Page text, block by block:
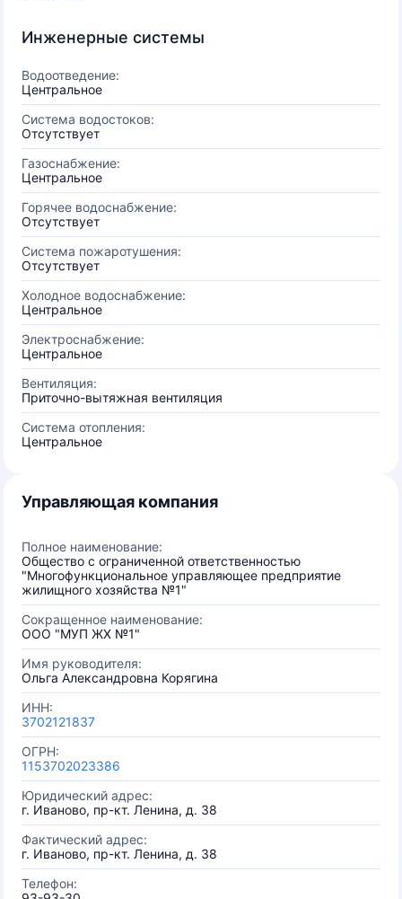
Инженерные системы
Водоотведение:
Центральное
Система водостоков:
Отсутствует
Газоснабжение:
Центральное
Горячее водоснабжение:
Отсутствует
Система пожаротушения:
Отсутствует
Холодное водоснабжение:
Центральное
Электроснабжение:
Центральное
Вентиляция:
Приточно-вытяжная вентиляция
Система отопления:
Центральное
Управляющая компания
Полное наименование:
Общество с ограниченной ответственностью
"Многофункциональное управляющее предприятие
жилищного хозяйства №1"
Сокращенное наименование:
ООО "МУП ЖХ №1"
Имя руководителя:
Ольга Александровна Корягина
ИНН:
3702121837
ОГРН:
1153702023386
Юридический адрес:
г. Иваново, пр-кт. Ленина, д. 38
Фактический адрес:
г. Иваново, пр-кт. Ленина, д. 38
Телефон: